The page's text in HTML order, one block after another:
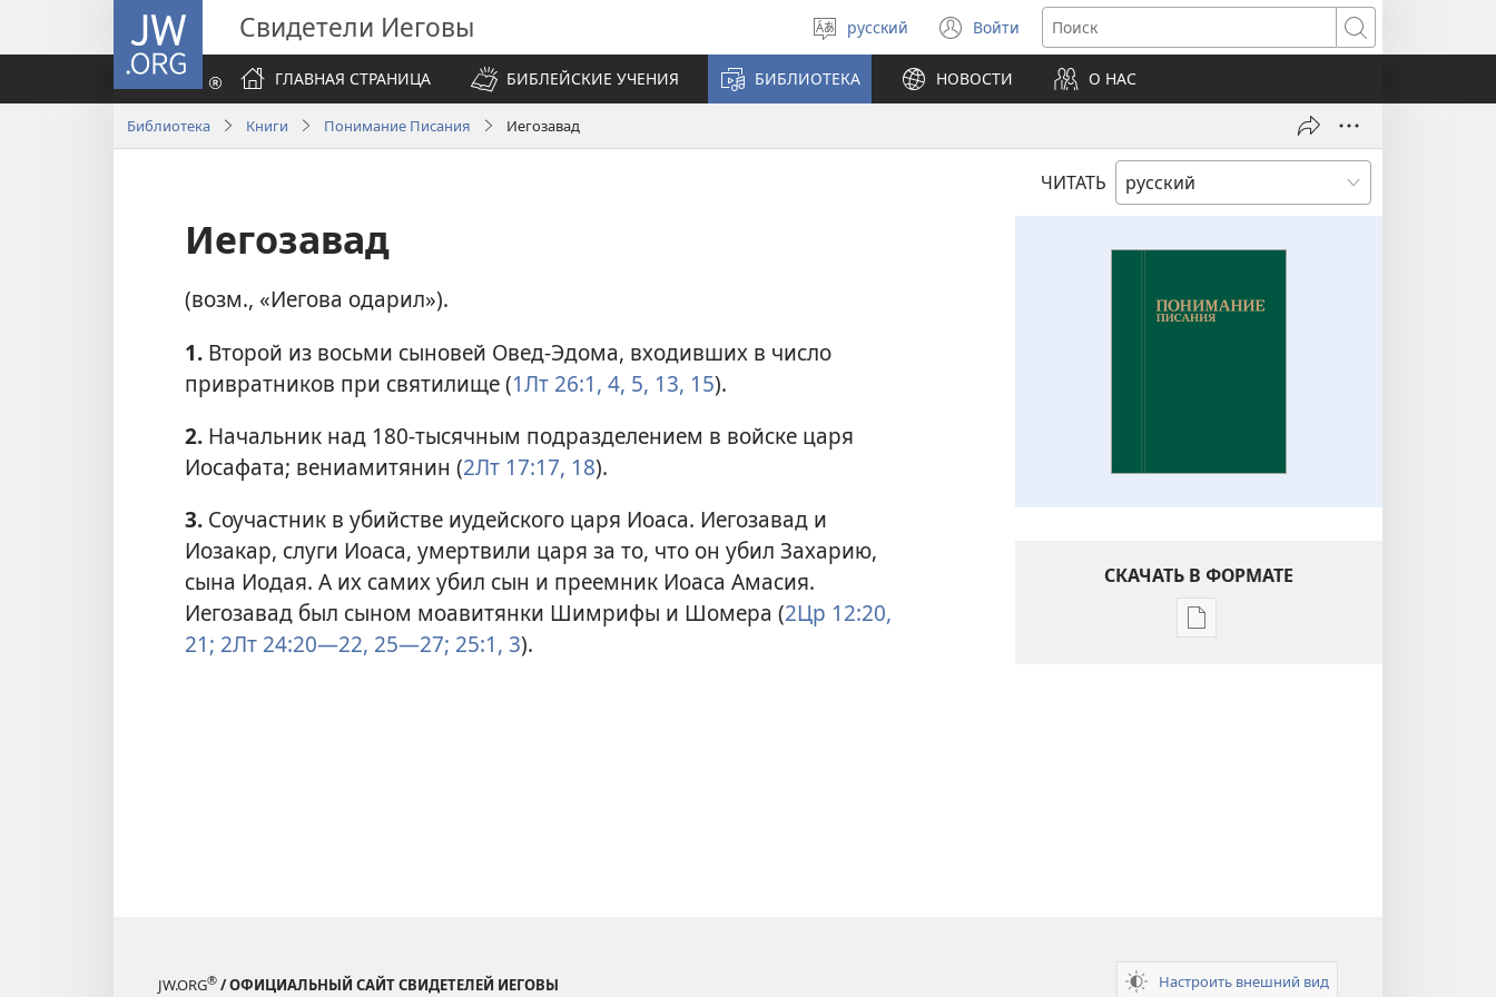
JW.ORG Свидетели Иеговы
Выберите
язык
русский Войти
(открывается
в
новом
окне)
Поиск
ГЛАВНАЯ СТРАНИЦА
БИБЛЕЙСКИЕ УЧЕНИЯ БИБЛИОТЕКА НОВОСТИ О НАС
Библиотека Книги Понимание Писания Иегозавад
ЧИТАТЬ
Иегозавад
(возм., «Иегова одарил»).
1. Второй из восьми сыновей Овед-Эдома, входивших в число
привратников при святилище (1Лт 26:1, 4, 5, 13, 15).
2. Начальник над 180-тысячным подразделением в войске царя
Иосафата; вениамитянин (2Лт 17:17, 18).
3. Соучастник в убийстве иудейского царя Иоаса. Иегозавад и
Иозакар, слуги Иоаса, умертвили царя за то, что он убил Захарию,
сына Иодая. А их самих убил сын и преемник Иоаса Амасия.
Иегозавад был сыном моавитянки Шимрифы и Шомера (2Цр 12:20,
21; 2Лт 24:20—22, 25—27; 25:1, 3).
СКАЧАТЬ В ФОРМАТЕ
Варианты
JW.ORG® / ОФИЦИАЛЬНЫЙ САЙТ СВИДЕТЕЛЕЙ ИЕГОВЫ Настроить внешний вид